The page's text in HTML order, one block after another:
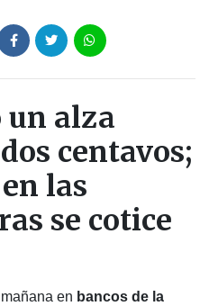
un alza
centavos;
las
se cotice
en bancos de la